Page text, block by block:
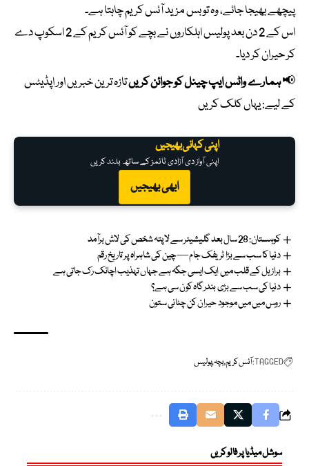
پیچھے بھیجا جائے، وہ تو بس مزید آئس کریم چاہتا ہے۔
اس کے 2 دن بعد پولیس اہلکاروں نے بچے کو آئس کریم کے 2 اسکوپ دے
کر حیران کر دیا۔
📢ہمارے واٹس ایپ چینل کو جوائن کریںتازہ ترین خبریں اور اپڈیٹس
کے لیے:یہاں کلک کریں
اپنی کہانی بھیجیں
اپنی آواز دی آزادی ٹائمز کے ساتھ بلند کریں
ابھی بھیجیں
کوہستان: 28 سال بعد گلیشیئر سے لاپتہ شخص کی لاش برآمد
دنیا کا سب سے بڑا ٹریفک جام — چین کی شاہراہ پر تاریخ رقم
برازیل کے قلب میں ایک ایسی جگہ ہے جہاں تہذیب اچانک رک جاتی ہے
دنیا کی سب سے بڑی بندرگاہ کون سی ہے؟
روس میں میں موجود حیران کن چٹانی ستون
TAGGED:آئس کریمبچہپولیس
سوشل میڈیا پر فالو کریں